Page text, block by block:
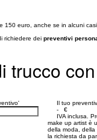
150 euro, anche se in alcuni
richiedere dei preventivi
trucco
Il tuo
- €
IVA inclusa.
make up artist è
della moda, della
la richiesta da